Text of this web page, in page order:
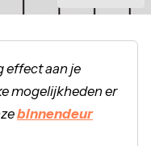
effect aan je
mogelijkheden er
binnendeur